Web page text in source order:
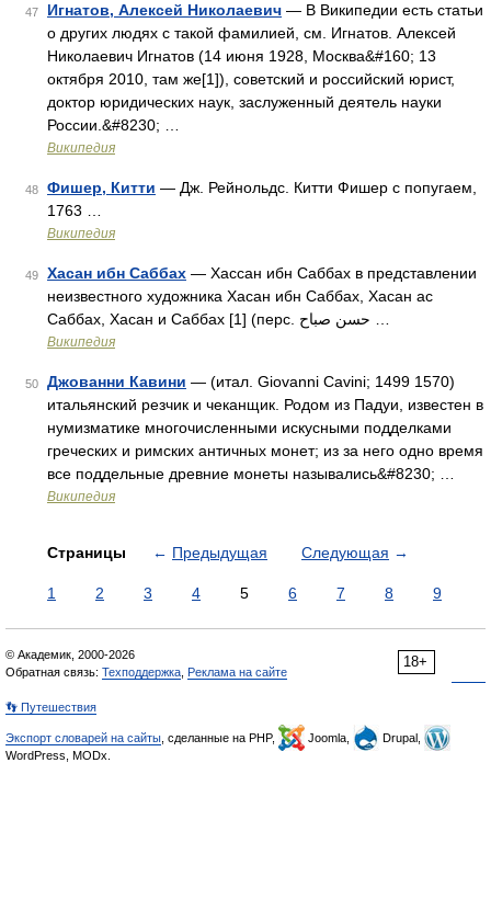
47 Игнатов, Алексей Николаевич — В Википедии есть статьи
о других людях с такой фамилией, см. Игнатов. Алексей
Николаевич Игнатов (14 июня 1928, Москва&#160; 13
октября 2010, там же[1]), советский и российский юрист,
доктор юридических наук, заслуженный деятель науки
России.&#8230; …
Википедия
48 Фишер, Китти — Дж. Рейнольдс. Китти Фишер с попугаем,
1763 …
Википедия
49 Хасан ибн Саббах — Хассан ибн Саббах в представлении
неизвестного художника Хасан ибн Саббах, Хасан ас
Википедия
50 Джованни Кавини — (итал. Giovanni Cavini; 1499 1570)
итальянский резчик и чеканщик. Родом из Падуи, известен в
нумизматике многочисленными искусными подделками
греческих и римских античных монет; из за него одно время
все поддельные древние монеты назывались&#8230; …
Википедия
Страницы ← Предыдущая Следующая →
1 2 3 4 5 6 7 8 9
18+
© Академик, 2000-2026
Обратная связь: Техподдержка Реклама на сайте
👣 Путешествия
Экспорт словарей на сайты , сделанные на PHP, Joomla,
Drupal,
WordPress, MODx.